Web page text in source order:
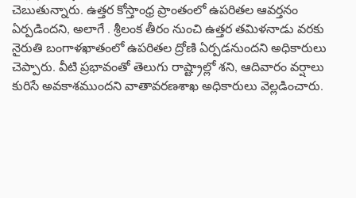
చెబుతున్నారు. ఉత్తర కోస్తాంధ్ర ప్రాంతంలో ఉపరితల ఆవర్తనం
ఏర్పడిందని, అలాగే . శ్రీలంక తీరం నుంచి ఉత్తర తమిళనాడు వరకు
నైరుతి బంగాళఖాతంలో ఉపరితల ద్రోణి ఏర్పడనుందని అధికారులు
చెప్పారు. వీటి ప్రభావంతో తెలుగు రాష్ట్రాల్లో శని, ఆదివారం వర్షాలు
కురిసే అవకాశముందని వాతావరణశాఖ అధికారులు వెల్లడించారు.